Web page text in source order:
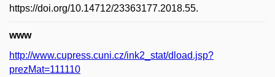
https://doi.org/10.14712/23363177.2018.55.
www
http://www.cupress.cuni.cz/ink2_stat/dload.jsp?
prezMat=111110